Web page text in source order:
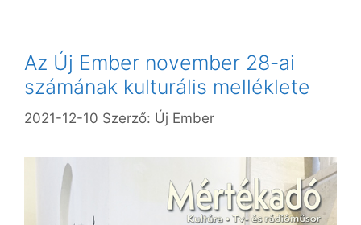
Az Új Ember november 28-ai
számának kulturális melléklete
2021-12-10 Szerző: Új Ember